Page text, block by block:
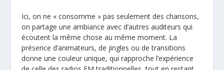
Ici, on ne « consomme » pas seulement des chansons,
on partage une ambiance avec d’autres auditeurs qui
écoutent la même chose au même moment. La
présence d’animateurs, de jingles ou de transitions
donne une couleur unique, qui rapproche l’expérience